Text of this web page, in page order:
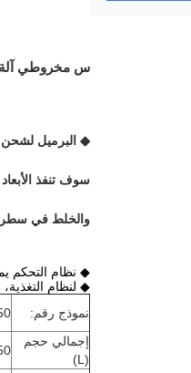
س مخروطي آلة
◆ البرميل لشحن
سوف تنفذ
والخلط في سطر
◆ نظام التحكم
◆ لنظام التغذية،
نموذج رقم:
إجمالي حجم
(L)